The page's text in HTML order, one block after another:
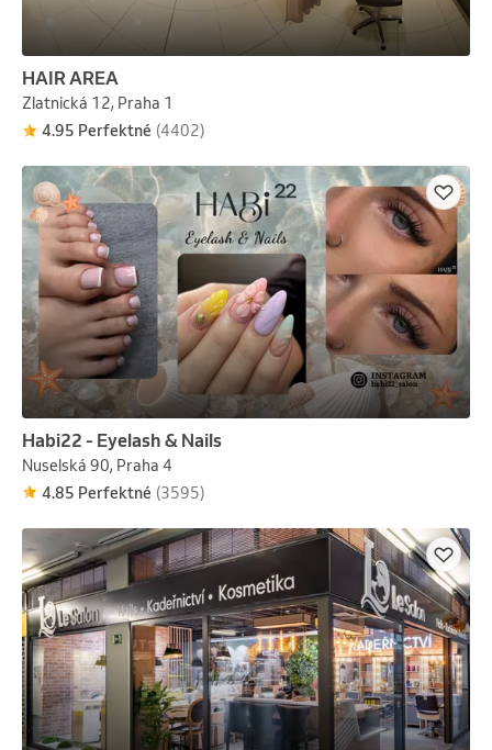
HAIR AREA
Zlatnická 12, Praha 1
4.95 Perfektné (4402)
Habi22 - Eyelash & Nails
Nuselská 90, Praha 4
4.85 Perfektné (3595)